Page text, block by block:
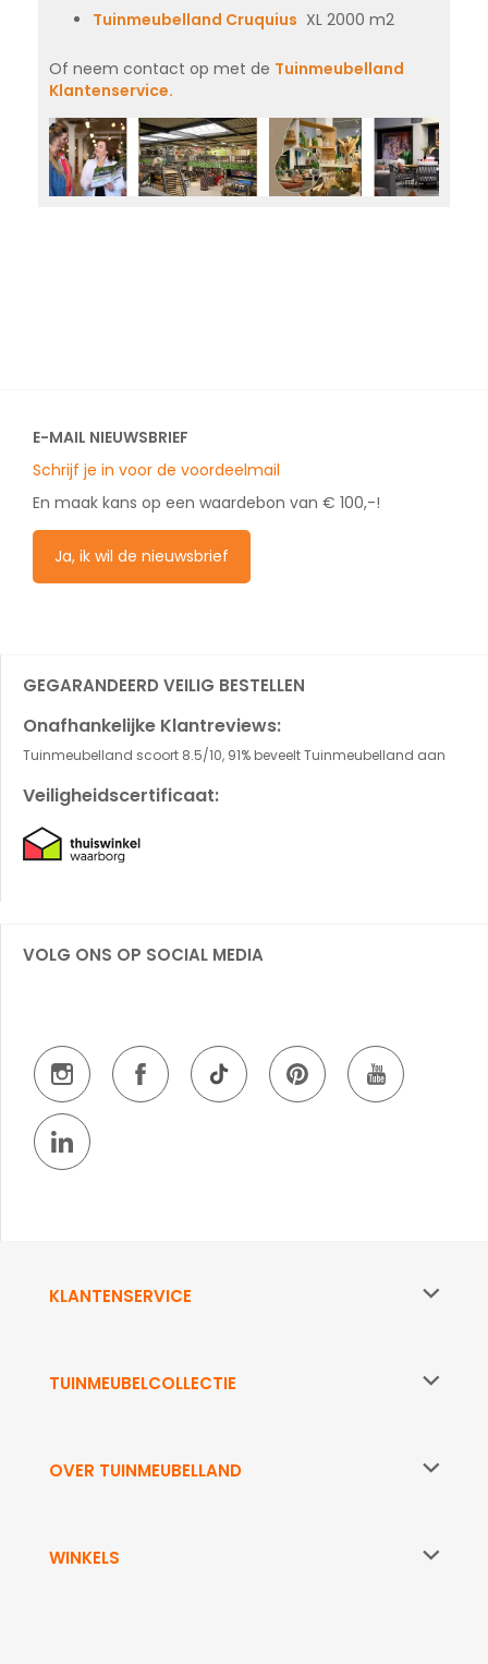
Tuinmeubelland Cruquius XL 2000 m2
Of neem contact op met de Tuinmeubelland
Klantenservice.
E-MAIL NIEUWSBRIEF
Schrijf je in voor de voordeelmail
En maak kans op een waardebon van € 100,-!
Ja, ik wil de nieuwsbrief
GEGARANDEERD VEILIG BESTELLEN
Onafhankelijke Klantreviews:
Tuinmeubelland scoort 8.5/10, 91% beveelt Tuinmeubelland aan
Veiligheidscertificaat:
VOLG ONS OP SOCIAL MEDIA
KLANTENSERVICE
TUINMEUBELCOLLECTIE
OVER TUINMEUBELLAND
WINKELS